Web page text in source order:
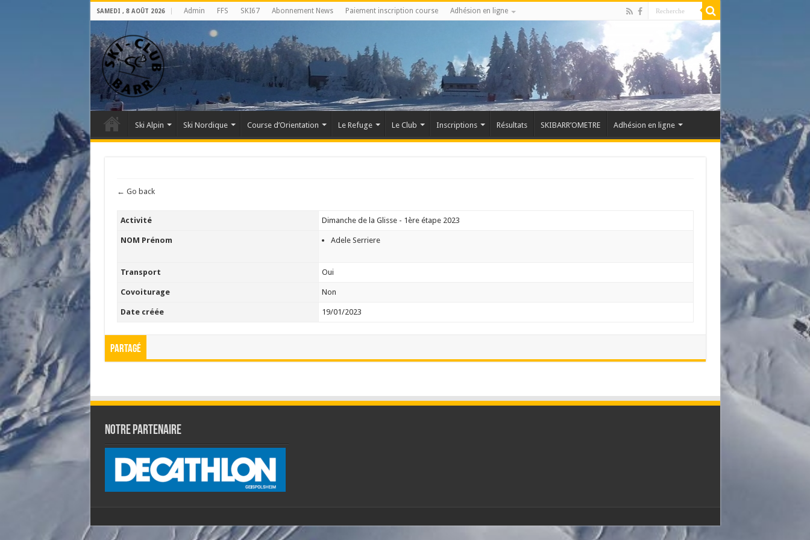
SAMEDI , 8 AOÛT 2026 Admin FFS SKI67 Abonnement News Paiement inscription course Adhésion en ligne
Ski Alpin Ski Nordique Course d’Orientation Le Refuge Le Club Inscriptions Résultats SKIBARR’OMETRE Adhésion en ligne
← Go back
Activité Dimanche de la Glisse - 1ère étape 2023
NOM Prénom Adele Serriere
Transport Oui
Covoiturage Non
Date créée 19/01/2023
Partagé
Notre partenaire